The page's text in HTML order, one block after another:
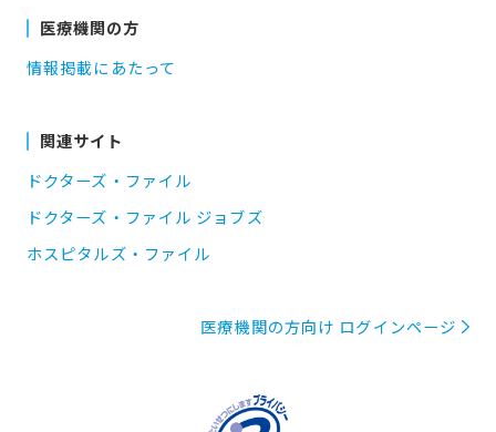
医療機関の方
情報掲載にあたって
関連サイト
ドクターズ・ファイル
ドクターズ・ファイル ジョブズ
ホスピタルズ・ファイル
医療機関の方向け ログインページ